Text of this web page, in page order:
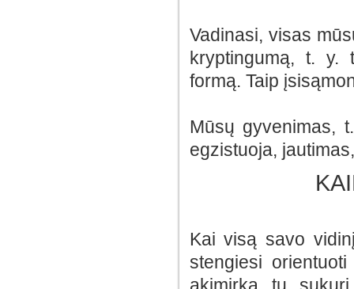
Vadinasi, visas
kryptingumą, t. y.
formą. Taip
Mūsų gyvenimas,
egzistuoja,
Kai visą savo
stengiesi